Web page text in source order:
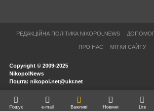
РЕДАКЦІЙНА ПОЛІТИКА NIKOPOLNEWS
ПРО НАС МІТКИ САЙТУ
Copyright © 2009-2025
NikopolNews
Пошта: nikopol.net@ukr.net
Пошук e-mail Важливі Новини Lite